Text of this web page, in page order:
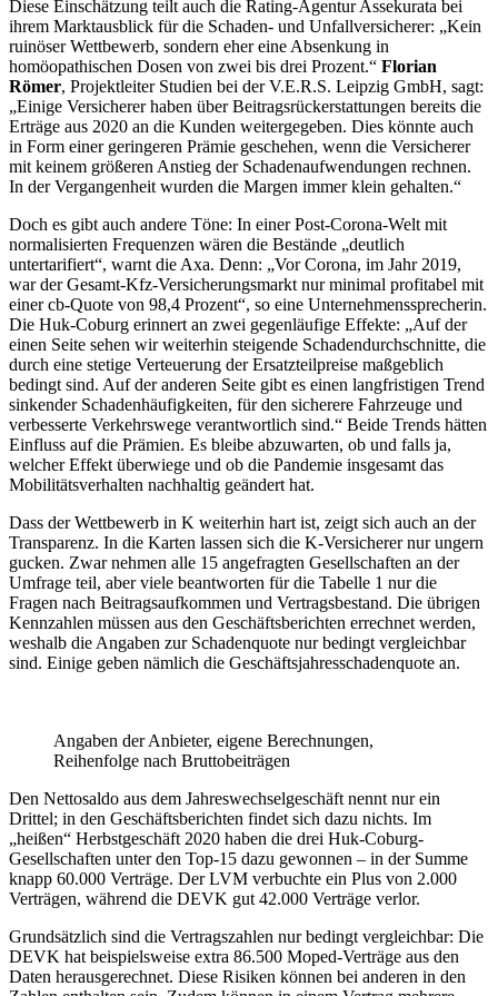
Diese Einschätzung teilt auch die Rating-Agentur Assekurata bei
ihrem Marktausblick für die Schaden- und Unfallversicherer: „Kein
ruinöser Wettbewerb, sondern eher eine Absenkung in
homöopathischen Dosen von zwei bis drei Prozent.“ Florian
Römer, Projektleiter Studien bei der V.E.R.S. Leipzig GmbH, sagt:
„Einige Versicherer haben über Beitragsrückerstattungen bereits die
Erträge aus 2020 an die Kunden weitergegeben. Dies könnte auch
in Form einer geringeren Prämie geschehen, wenn die Versicherer
mit keinem größeren Anstieg der Schadenaufwendungen rechnen.
In der Vergangenheit wurden die Margen immer klein gehalten.“
Doch es gibt auch andere Töne: In einer Post-Corona-Welt mit
normalisierten Frequenzen wären die Bestände „deutlich
untertarifiert“, warnt die Axa. Denn: „Vor Corona, im Jahr 2019,
war der Gesamt-Kfz-Versicherungsmarkt nur minimal profitabel mit
einer cb-Quote von 98,4 Prozent“, so eine Unternehmenssprecherin.
Die Huk-Coburg erinnert an zwei gegenläufige Effekte: „Auf der
einen Seite sehen wir weiterhin steigende Schadendurchschnitte, die
durch eine stetige Verteuerung der Ersatzteilpreise maßgeblich
bedingt sind. Auf der anderen Seite gibt es einen langfristigen Trend
sinkender Schadenhäufigkeiten, für den sicherere Fahrzeuge und
verbesserte Verkehrswege verantwortlich sind.“ Beide Trends hätten
Einfluss auf die Prämien. Es bleibe abzuwarten, ob und falls ja,
welcher Effekt überwiege und ob die Pandemie insgesamt das
Mobilitätsverhalten nachhaltig geändert hat.
Dass der Wettbewerb in K weiterhin hart ist, zeigt sich auch an der
Transparenz. In die Karten lassen sich die K-Versicherer nur ungern
gucken. Zwar nehmen alle 15 angefragten Gesellschaften an der
Umfrage teil, aber viele beantworten für die Tabelle 1 nur die
Fragen nach Beitragsaufkommen und Vertragsbestand. Die übrigen
Kennzahlen müssen aus den Geschäftsberichten errechnet werden,
weshalb die Angaben zur Schadenquote nur bedingt vergleichbar
sind. Einige geben nämlich die Geschäftsjahresschadenquote an.
Angaben der Anbieter, eigene Berechnungen,
Reihenfolge nach Bruttobeiträgen
Den Nettosaldo aus dem Jahreswechselgeschäft nennt nur ein
Drittel; in den Geschäftsberichten findet sich dazu nichts. Im
„heißen“ Herbstgeschäft 2020 haben die drei Huk-Coburg-
Gesellschaften unter den Top-15 dazu gewonnen – in der Summe
knapp 60.000 Verträge. Der LVM verbuchte ein Plus von 2.000
Verträgen, während die DEVK gut 42.000 Verträge verlor.
Grundsätzlich sind die Vertragszahlen nur bedingt vergleichbar: Die
DEVK hat beispielsweise extra 86.500 Moped-Verträge aus den
Daten herausgerechnet. Diese Risiken können bei anderen in den